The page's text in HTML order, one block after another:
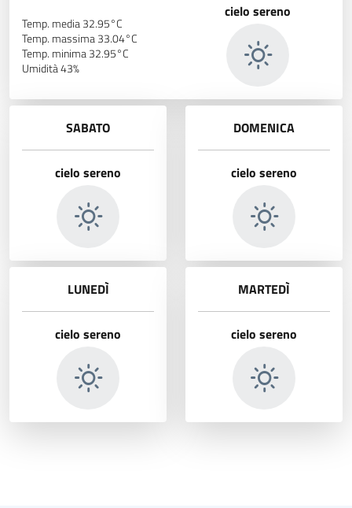
Temp. media 32.95°C
Temp. massima 33.04°C
Temp. minima 32.95°C
Umidità 43%
cielo sereno
SABATO
cielo sereno
DOMENICA
cielo sereno
LUNEDÌ
cielo sereno
MARTEDÌ
cielo sereno